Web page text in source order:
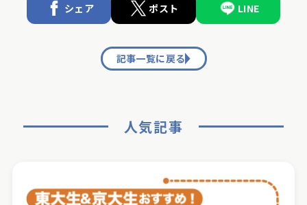
シェア ポスト LINE
記事一覧に戻る
人気記事